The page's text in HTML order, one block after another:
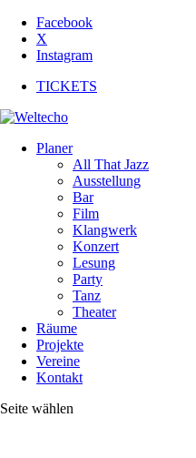
Facebook
X
Instagram
TICKETS
Planer
All That Jazz
Ausstellung
Bar
Film
Klangwerk
Konzert
Lesung
Party
Tanz
Theater
Räume
Projekte
Vereine
Kontakt
Seite wählen